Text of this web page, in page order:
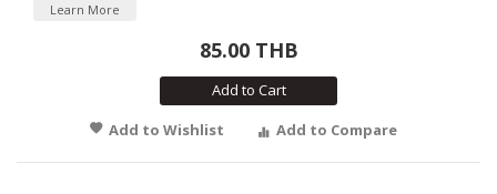
Learn More
85.00 THB
Add to Cart
Add to Wishlist
Add to Compare